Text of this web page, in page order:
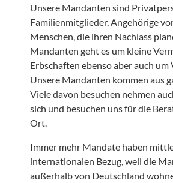
Unsere Mandanten sind
Familienmitglieder, Angehörige
Menschen, die ihren Nachlass
Mandanten geht es um kleine
Erbschaften ebenso aber auch
Unsere Mandanten kommen aus
Viele davon besuchen nehmen
sich und besuchen uns für die
Ort.
Immer mehr Mandate haben
internationalen Bezug, weil die
außerhalb von Deutschland